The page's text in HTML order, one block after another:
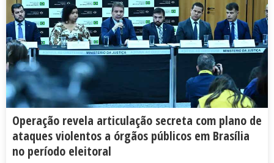
Operação revela articulação secreta com plano de
ataques violentos a órgãos públicos em Brasília
no período eleitoral